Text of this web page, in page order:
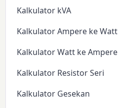
Kalkulator kVA
Kalkulator Ampere ke Watt
Kalkulator Watt ke Ampere
Kalkulator Resistor Seri
Kalkulator Gesekan